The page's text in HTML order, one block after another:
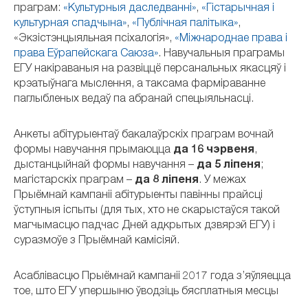
праграм: «Культурныя даследванні», «Гістарычная і
культурная спадчына», «Публічная палітыка»,
«Экзістэнцыяльная псіхалогія», «Міжнароднае права і
права Еўрапейскага Саюза». Навучальныя праграмы
ЕГУ накіраваныя на развіццё персанальных якасцяў і
крэатыўнага мыслення, а таксама фарміраванне
паглыбленых ведаў па абранай спецыяльнасці.
Анкеты абітурыентаў бакалаўрскіх праграм вочнай
формы навучання прымаюцца да 16 чэрвеня,
дыстанцыйнай формы навучання – да 5 ліпеня;
магістарскіх праграм – да 8 ліпеня. У межах
Прыёмнай кампаніі абітурыенты павінны прайсці
ўступныя іспыты (для тых, хто не скарыстаўся такой
магчымасцю падчас Дней адкрытых дзвярэй ЕГУ) і
суразмоўе з Прыёмнай камісіяй.
Асаблівасцю Прыёмнай кампаніі 2017 года з’яўляецца
тое, што ЕГУ упершыню ўводзіць бясплатныя месцы